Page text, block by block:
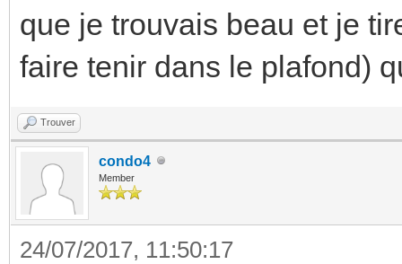
que je trouvais beau et je
faire tenir dans le plafond)
Trouver
condo4
Member
24/07/2017, 11:50:17